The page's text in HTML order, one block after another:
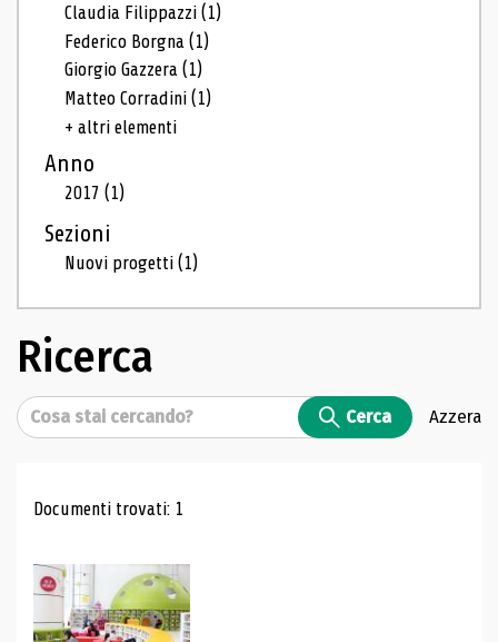
Claudia Filippazzi(1)
Federico Borgna(1)
Giorgio Gazzera(1)
Matteo Corradini(1)
+ altri elementi
Anno
2017(1)
Sezioni
Nuovi progetti(1)
Ricerca
Cerca Cerca Azzera
Risultati di ricerca
Documenti trovati: 1